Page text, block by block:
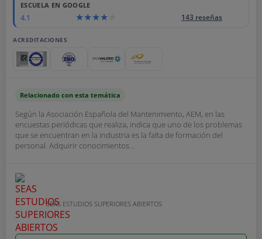
ESCUELA EN GOOGLE
4.1 143 reseñas
ACREDITACIONES
Relacionado con esta temática
Según la Asociación Española del Mantenimiento, AEM, en las
encuestas periódicas que realiza, indica que uno de los problemas
que se encuentran en la industria es la falta de formación del
personal. Adquirir conocimientos...
SEAS ESTUDIOS SUPERIORES ABIERTOS